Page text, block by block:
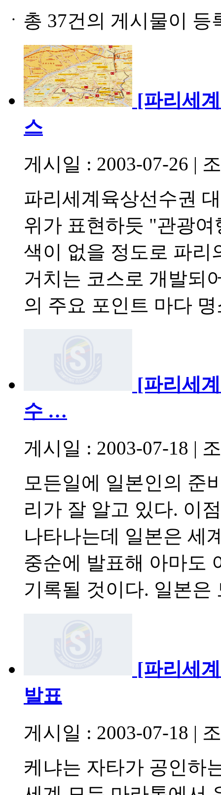
ㆍ 총 37건의 게시물이 등
[파리세
스
게시일 : 2003-07-26 |
파리세계육상선수권
위가 표현하듯 "관광
색이 없을 정도로 파리
거치는 코스로 개발되
의 주요 포인트 마다
[파리세
수 …
게시일 : 2003-07-18 |
모든일에 일본인의 준
리가 잘 알고 있다. 이
나타나는데 일본은 세
중순에 발표해 아마도
기록될 것이다. 일본
[파리세
발표
게시일 : 2003-07-18 |
케냐는 자타가 공인하